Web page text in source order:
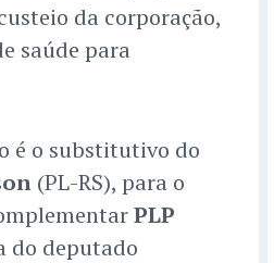
da corporação,
saúde para
é o substitutivo do
(PL-RS), para o
PLP
do deputado